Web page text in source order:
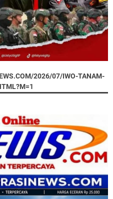
2026/07/IWO-TANAM-